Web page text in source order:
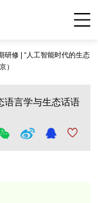
研修 | “人工智能时代的生态
）
语言学与生态话语